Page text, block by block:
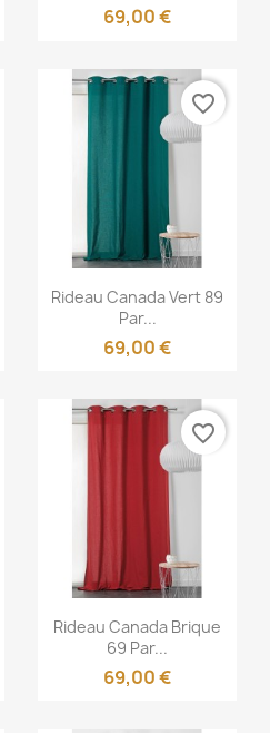
69,00 €
Aperçu rapide
Rideau Canada Vert 89
Par...
69,00 €
favorite_border
Aperçu rapide
Rideau Canada Brique
69 Par...
69,00 €
favorite_border